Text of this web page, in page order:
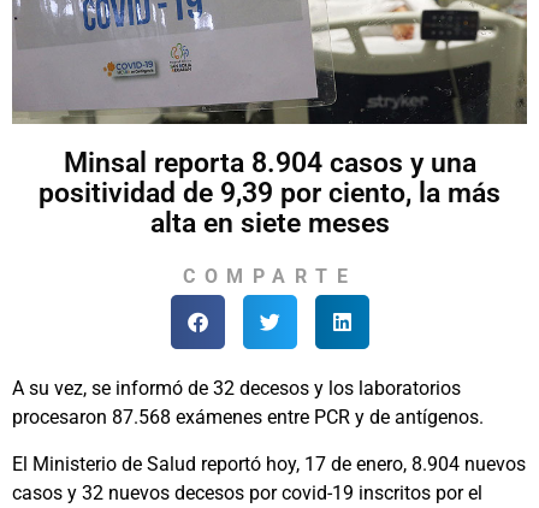
Minsal reporta 8.904 casos y una
positividad de 9,39 por ciento, la más
alta en siete meses
COMPARTE
A su vez, se informó de 32 decesos y los laboratorios
procesaron 87.568 exámenes entre PCR y de antígenos.
El Ministerio de Salud reportó hoy, 17 de enero, 8.904 nuevos
casos y 32 nuevos decesos por covid-19 inscritos por el